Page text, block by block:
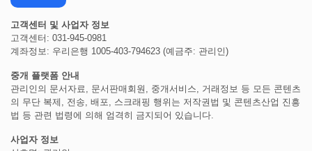
고객센터 및 사업자 정보
고객센터: 031-945-0981
계좌정보: 우리은행 1005-403-794623 (예금주: 관리인)
중개 플랫폼 안내
관리인의 문서자료, 문서판매회원, 중개서비스, 거래정보 등 모든 콘텐츠
의 무단 복제, 전송, 배포, 스크래핑 행위는 저작권법 및 콘텐츠산업 진흥
법 등 관련 법령에 의해 엄격히 금지되어 있습니다.
사업자 정보